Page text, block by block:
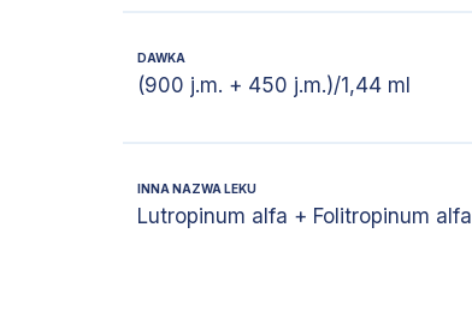
DAWKA
(900 j.m. + 450 j.m.)/1,44 ml
INNA NAZWA LEKU
Lutropinum alfa + Folitropinum alfa